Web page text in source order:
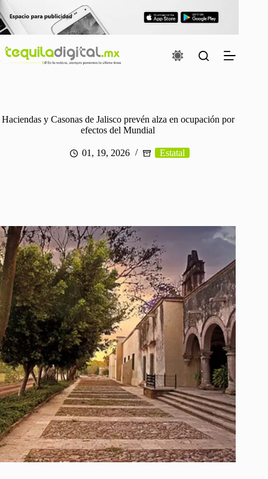
Saltar
al
contenido
Haciendas y Casonas de Jalisco prevén alza en ocupación por
efectos del Mundial
01, 19, 2026 Estatal